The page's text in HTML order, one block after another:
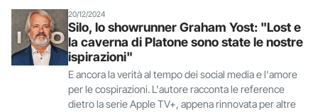
20/12/2024
Silo, lo showrunner Graham Yost: "Lost e
la caverna di Platone sono state le nostre
ispirazioni"
E ancora la verità al tempo dei social media e l'amore
per le cospirazioni. L'autore racconta le reference
dietro la serie Apple TV+, appena rinnovata per altre